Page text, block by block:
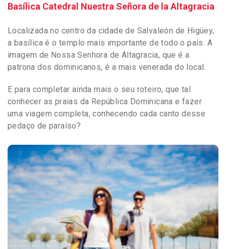
Basílica Catedral Nuestra Señora de la Altagracia
Localizada no centro da cidade de Salvaleón de Higüey,
a basílica é o templo mais importante de todo o país. A
imagem de Nossa Senhora de Altagracia, que é a
patrona dos dominicanos, é a mais venerada do local.
E para completar ainda mais o seu roteiro, que tal
conhecer as praias da República Dominicana e fazer
uma viagem completa, conhecendo cada canto desse
pedaço de paraíso?